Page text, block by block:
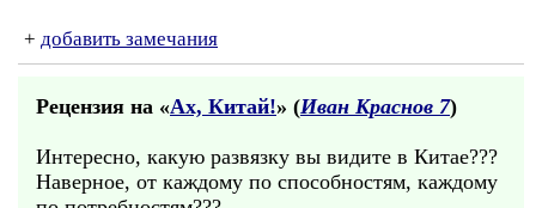
+ добавить замечания
Рецензия на «Ах, Китай!» (Иван Краснов 7)
Интересно, какую развязку вы видите в Китае???
Наверное, от каждому по способностям, каждому